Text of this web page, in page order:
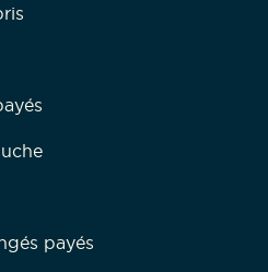
payés